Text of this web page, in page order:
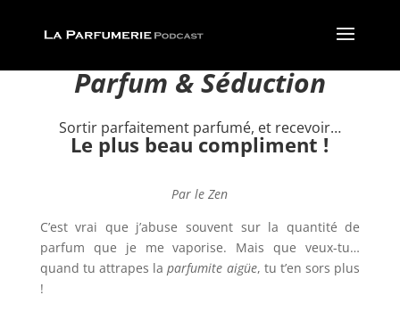
Parfum & Séduction
Sortir parfaitement parfumé, et recevoir…
Le plus beau compliment !
Par le Zen
C’est vrai que j’abuse souvent sur la quantité de
parfum que je me vaporise. Mais que veux-tu…
quand tu attrapes laparfumite aigüe, tu t’en sors plus
!